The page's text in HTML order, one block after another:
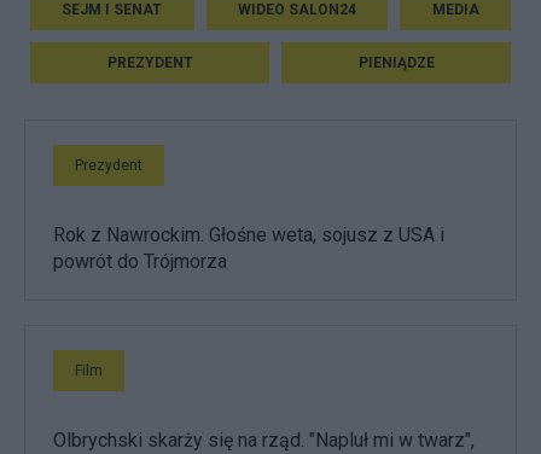
SEJM I SENAT WIDEO SALON24 MEDIA
PREZYDENT PIENIĄDZE
Prezydent
Rok z Nawrockim. Głośne weta, sojusz z USA i
powrót do Trójmorza
Film
Olbrychski skarży się na rząd. "Napluł mi w twarz",